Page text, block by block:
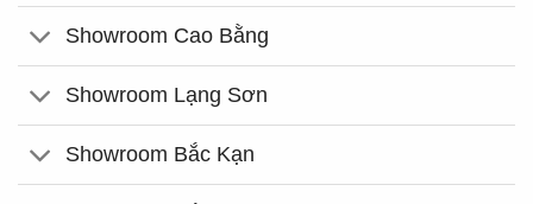
Showroom Cao Bằng
Showroom Lạng Sơn
Showroom Bắc Kạn